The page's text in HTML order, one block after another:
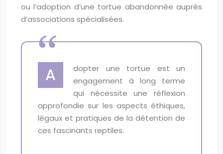
ou l’adoption d’une tortue abandonnée auprès
d’associations spécialisées.
A
dopter une tortue est un
engagement à long terme
qui nécessite une réflexion
approfondie sur les aspects éthiques,
légaux et pratiques de la détention de
ces fascinants reptiles.